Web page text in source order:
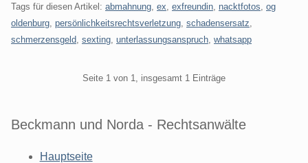
Tags für diesen Artikel: abmahnung ex exfreundin nacktfotos og
oldenburg persönlichkeitsrechtsverletzung schadensersatz
schmerzensgeld sexting unterlassungsanspruch whatsapp
Seite 1 von 1, insgesamt 1 Einträge
Beckmann und Norda - Rechtsanwälte
Hauptseite